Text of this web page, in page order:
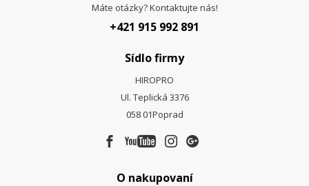
Máte otázky? Kontaktujte nás!
+421 915 992 891
Sídlo firmy
HIROPRO
Ul. Teplická 3376
058 01Poprad
O nakupovaní